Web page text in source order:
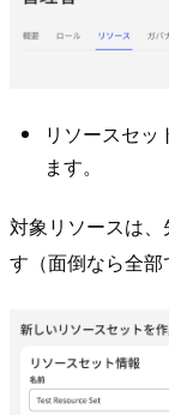
リソースセッ
ます。
対象リソースは
す（面倒なら全部